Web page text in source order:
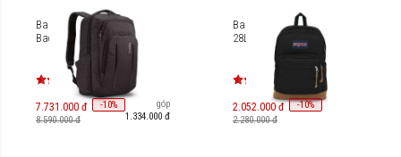
Balo Thule Crossover 2
Backpack 20L C2BP114
7.731.000 đ -10%
8.590.000 đ
Trả góp
1.334.000 đ
Balo Jansport Right Pack
28L JS0A4QVA
2.052.000 đ -10%
2.280.000 đ